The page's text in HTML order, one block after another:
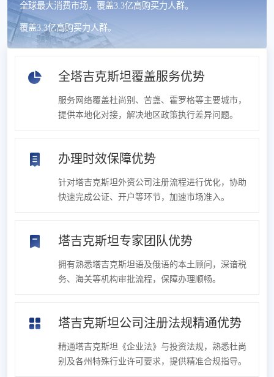
全球最大消费市场，覆盖3.3亿高购买力人群。
覆盖3.3亿高购买力人群。
全塔吉克斯坦覆盖服务优势
服务网络覆盖杜尚别、苦盏、霍罗格等主要城市，
提供本地化对接，解决地区政策执行差异问题。
办理时效保障优势
针对塔吉克斯坦外资公司注册流程进行优化，协助
快速完成公证、开户等环节，加速市场准入。
塔吉克斯坦专家团队优势
拥有熟悉塔吉克斯坦语及俄语的本土顾问，深谙税
务、海关等机构审批流程，保障办理顺畅。
塔吉克斯坦公司注册法规精通优势
精通塔吉克斯坦《企业法》与投资法规，熟悉杜尚
别及各州特殊行业许可要求，提供精准合规指导。